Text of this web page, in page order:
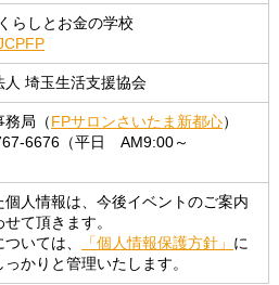
らしとお金の学校
人 埼玉生活支援協会
務局（FPサロンさいたま新都心）
6676（平日 AM9:00～
個人情報は、今後イベントのご案内
て頂きます。
いては、
「個人情報保護方針」 に
かりと管理いたします。